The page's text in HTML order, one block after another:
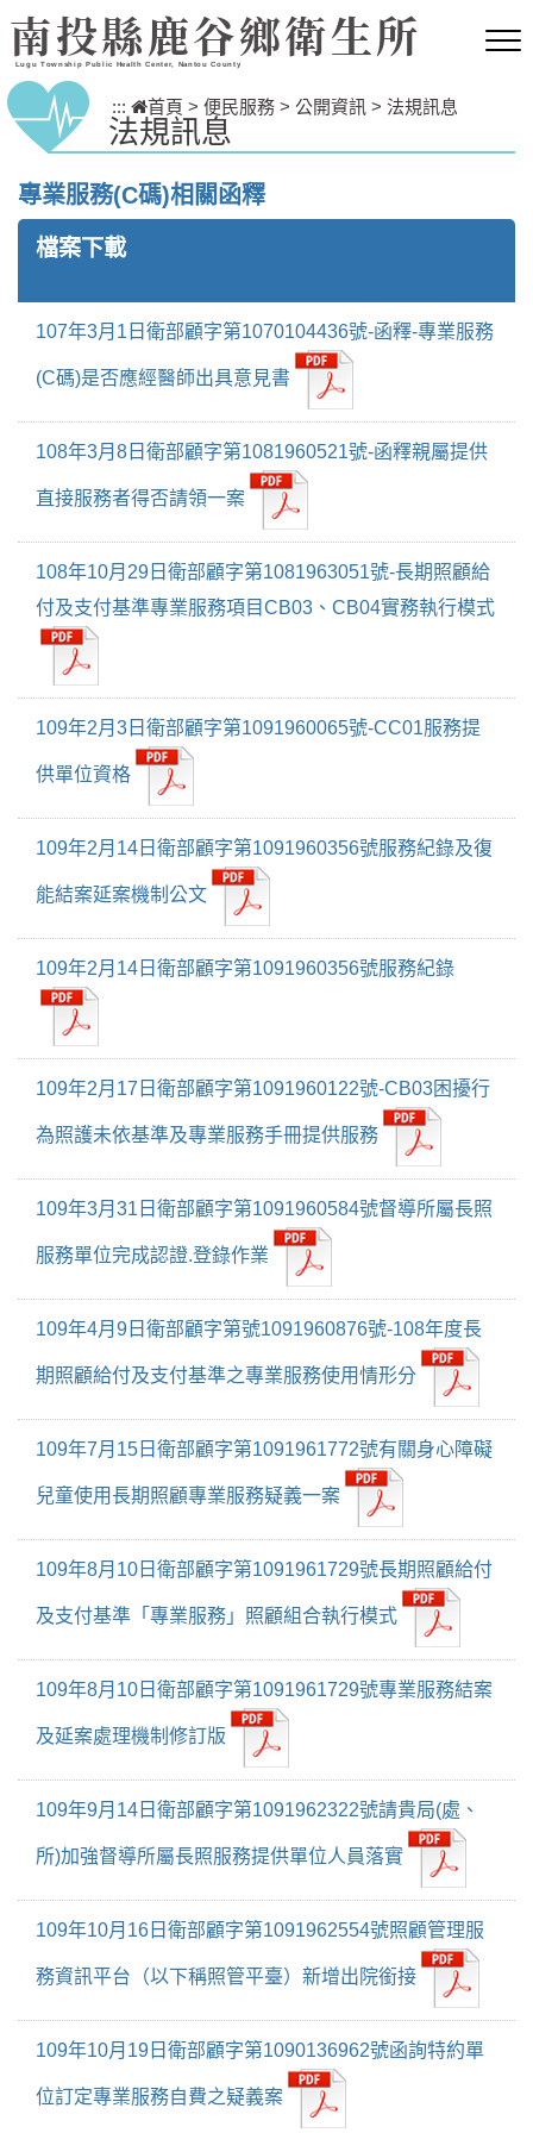
跳到主要內容區塊
南投縣鹿谷鄉衛生所
Lugu Township Public Health Center, Nantou County
::: 首頁 > 便民服務 > 公開資訊 > 法規訊息
法規訊息
專業服務(C碼)相關函釋
檔案下載
107年3月1日衛部顧字第1070104436號-函釋-專業服務
(C碼)是否應經醫師出具意見書
108年3月8日衛部顧字第1081960521號-函釋親屬提供
直接服務者得否請領一案
108年10月29日衛部顧字第1081963051號-長期照顧給
付及支付基準專業服務項目CB03、CB04實務執行模式
109年2月3日衛部顧字第1091960065號-CC01服務提
供單位資格
109年2月14日衛部顧字第1091960356號服務紀錄及復
能結案延案機制公文
109年2月14日衛部顧字第1091960356號服務紀錄
109年2月17日衛部顧字第1091960122號-CB03困擾行
為照護未依基準及專業服務手冊提供服務
109年3月31日衛部顧字第1091960584號督導所屬長照
服務單位完成認證.登錄作業
109年4月9日衛部顧字第號1091960876號-108年度長
期照顧給付及支付基準之專業服務使用情形分
109年7月15日衛部顧字第1091961772號有關身心障礙
兒童使用長期照顧專業服務疑義一案
109年8月10日衛部顧字第1091961729號長期照顧給付
及支付基準「專業服務」照顧組合執行模式
109年8月10日衛部顧字第1091961729號專業服務結案
及延案處理機制修訂版
109年9月14日衛部顧字第1091962322號請貴局(處、
所)加強督導所屬長照服務提供單位人員落實
109年10月16日衛部顧字第1091962554號照顧管理服
務資訊平台（以下稱照管平臺）新增出院銜接
109年10月19日衛部顧字第1090136962號函詢特約單
位訂定專業服務自費之疑義案